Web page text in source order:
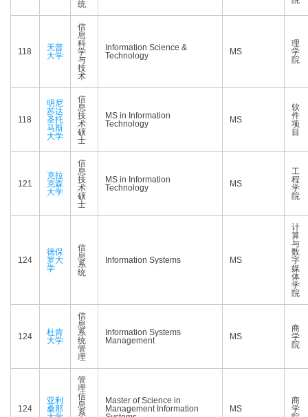
统
118
天普
大学
信
息
科
学
与
技
术
Information Science &
Technology
MS
理
学
院
118
明尼
苏达
圣托
马斯
大学
信
息
技
术
硕
士
MS in Information
Technology
MS
软
件
项
目
121
克拉
克森
大学
信
息
技
术
硕
士
MS in Information
Technology
MS
工
程
学
院
124
德保
罗大
学
信
息
系
统
Information Systems MS
计
算
与
数
字
媒
体
学
院
124
杜肯
大学
信
息
系
统
管
理
Information Systems
Management
MS
商
学
院
124
亚利
桑那
管
理
信
息
系
Master of Science in
Management Information
MS
商
学